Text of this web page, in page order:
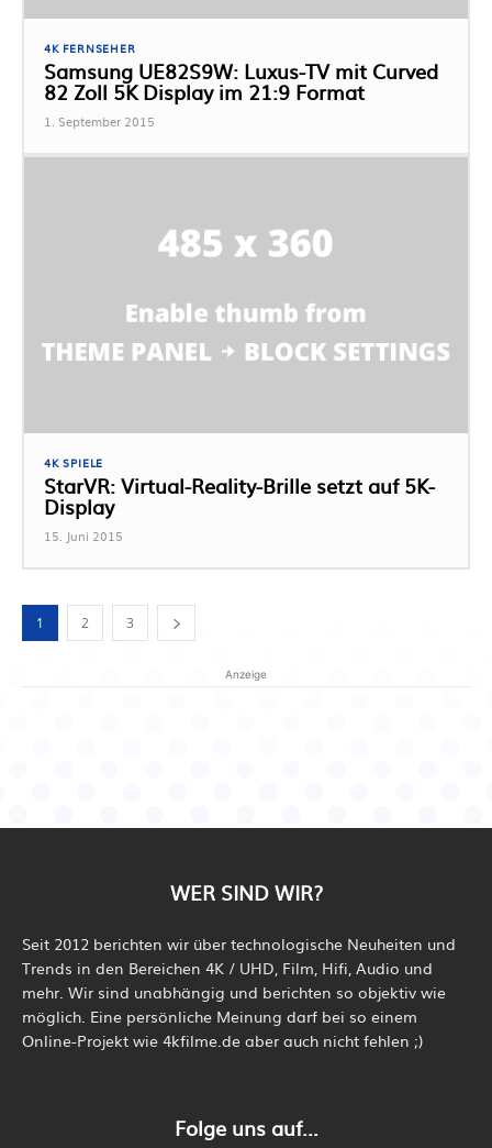
4K FERNSEHER
Samsung UE82S9W: Luxus-TV mit Curved
82 Zoll 5K Display im 21:9 Format
1. September 2015
4K SPIELE
StarVR: Virtual-Reality-Brille setzt auf 5K-
Display
15. Juni 2015
1 2 3
Anzeige
WER SIND WIR?
Seit 2012 berichten wir über technologische Neuheiten und
Trends in den Bereichen 4K / UHD, Film, Hifi, Audio und
mehr. Wir sind unabhängig und berichten so objektiv wie
möglich. Eine persönliche Meinung darf bei so einem
Online-Projekt wie 4kfilme.de aber auch nicht fehlen ;)
Folge uns auf...